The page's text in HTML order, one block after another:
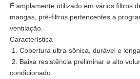
Filtro BFE99 de boa qualidade tecido não tecido fundido/fundido
É amplamente utilizado em vários filtros
mangas, pré-filtros pertencentes a
ventilação.
Característica
1. Cobertura ultra-sônica, durável e
2. Baixa resistência preliminar e alto
condicionado